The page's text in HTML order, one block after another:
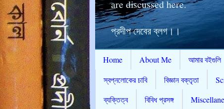
are discussed here.
প্রদীপ দেবের ব্লগ।।
Home About Me আমার বইগুলি
স্বপ্নলোকের চাবি
বিজ্ঞান বক্তৃতা
ব্যক্তিত্ব
বিবিধ প্রসঙ্গ